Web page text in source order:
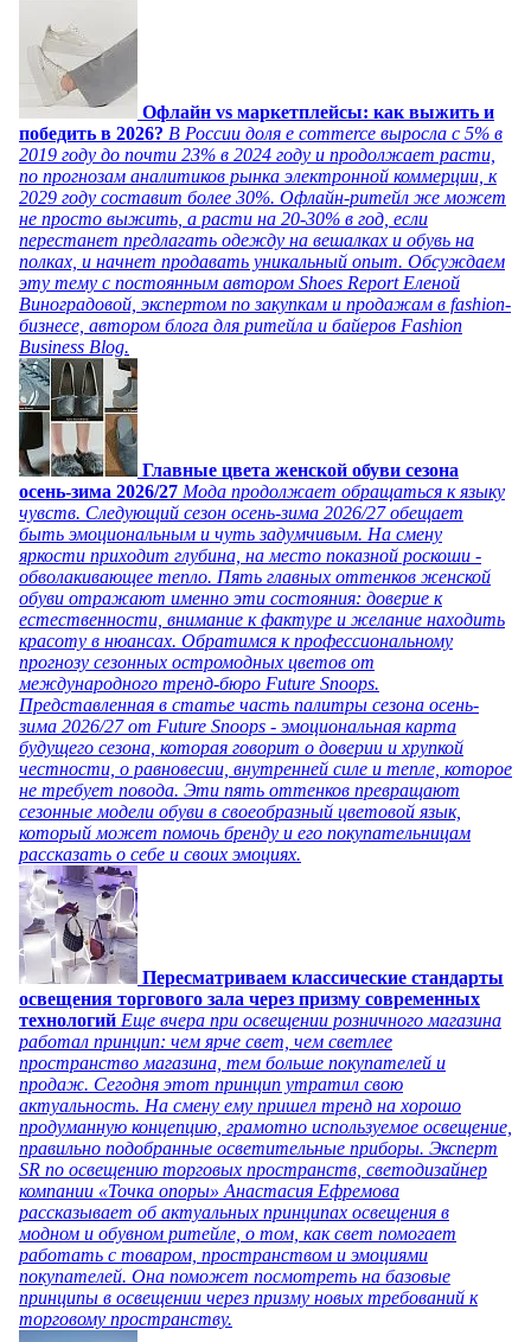
Офлайн vs маркетплейсы: как выжить и
победить в 2026? В России доля e commerce выросла с 5% в
2019 году до почти 23% в 2024 году и продолжает расти,
по прогнозам аналитиков рынка электронной коммерции, к
2029 году составит более 30%. Офлайн-ритейл же может
не просто выжить, а расти на 20-30% в год, если
перестанет предлагать одежду на вешалках и обувь на
полках, и начнет продавать уникальный опыт. Обсуждаем
эту тему с постоянным автором Shoes Report Еленой
Виноградовой, экспертом по закупкам и продажам в fashion-
бизнесе, автором блога для ритейла и байеров Fashion
Business Blog.
Главные цвета женской обуви сезона
осень-зима 2026/27 Мода продолжает обращаться к языку
чувств. Следующий сезон осень-зима 2026/27 обещает
быть эмоциональным и чуть задумчивым. На смену
яркости приходит глубина, на место показной роскоши -
обволакивающее тепло. Пять главных оттенков женской
обуви отражают именно эти состояния: доверие к
естественности, внимание к фактуре и желание находить
красоту в нюансах. Обратимся к профессиональному
прогнозу сезонных остромодных цветов от
международного тренд-бюро Future Snoops.
Представленная в статье часть палитры сезона осень-
зима 2026/27 от Future Snoops - эмоциональная карта
будущего сезона, которая говорит о доверии и хрупкой
честности, о равновесии, внутренней силе и тепле, которое
не требует повода. Эти пять оттенков превращают
сезонные модели обуви в своеобразный цветовой язык,
который может помочь бренду и его покупательницам
рассказать о себе и своих эмоциях.
Пересматриваем классические стандарты
освещения торгового зала через призму современных
технологий Еще вчера при освещении розничного магазина
работал принцип: чем ярче свет, чем светлее
пространство магазина, тем больше покупателей и
продаж. Сегодня этот принцип утратил свою
актуальность. На смену ему пришел тренд на хорошо
продуманную концепцию, грамотно используемое освещение,
правильно подобранные осветительные приборы. Эксперт
SR по освещению торговых пространств, светодизайнер
компании «Точка опоры» Анастасия Ефремова
рассказывает об актуальных принципах освещения в
модном и обувном ритейле, о том, как свет помогает
работать с товаром, пространством и эмоциями
покупателей. Она поможет посмотреть на базовые
принципы в освещении через призму новых требований к
торговому пространству.